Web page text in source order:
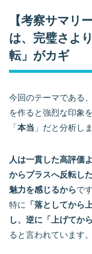
【考察サマリ
は、完璧さよ
転」がカギ
今回のテーマである
を作ると強烈な印象
「本当 」だと分析しま
人は一貫した高評価
からプラスへ反転し
魅力を感じるからです
特に 「落としてから
し、逆に「上げてか
ると言われています。